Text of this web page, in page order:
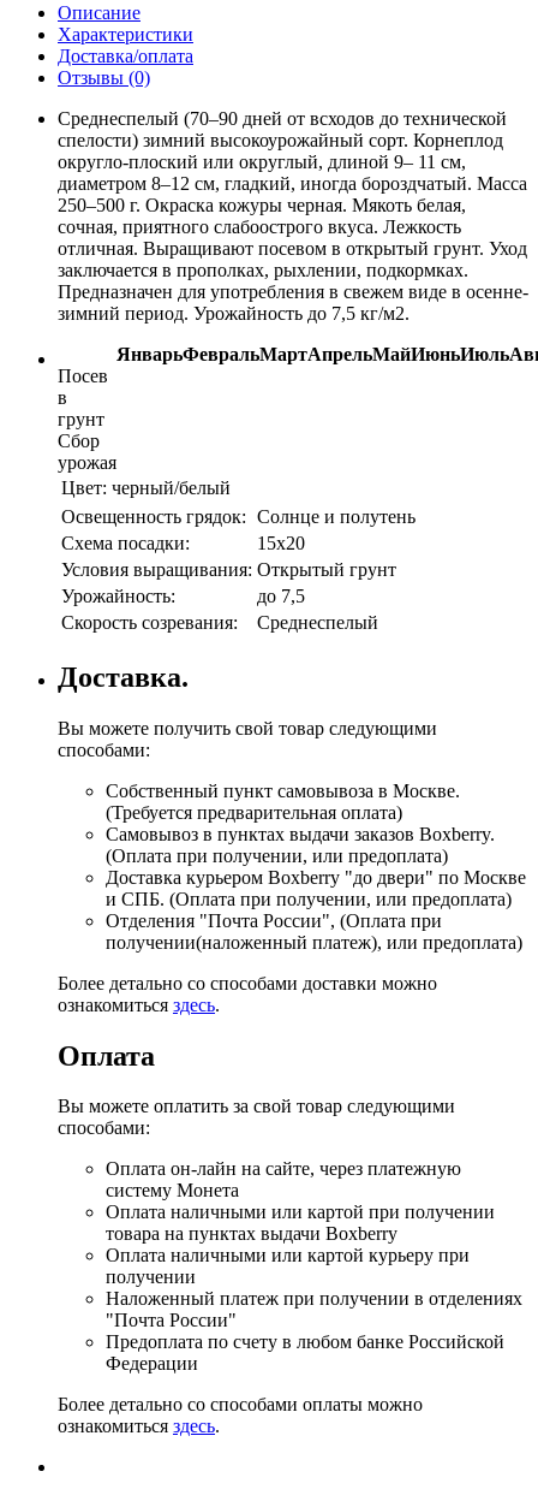
Описание
Характеристики
Доставка/оплата
Отзывы (0)
Среднеспелый (70–90 дней от всходов до технической
спелости) зимний высокоурожайный сорт. Корнеплод
округло-плоский или округлый, длиной 9– 11 см,
диаметром 8–12 см, гладкий, иногда бороздчатый. Масса
250–500 г. Окраска кожуры черная. Мякоть белая,
сочная, приятного слабоострого вкуса. Лежкость
отличная. Выращивают посевом в открытый грунт. Уход
заключается в прополках, рыхлении, подкормках.
Предназначен для употребления в свежем виде в осенне-
зимний период. Урожайность до 7,5 кг/м2.
ЯнварьФевральМартАпрельМайИюньИюль
Посев
в
грунт
Сбор
урожая
Цвет: черный/белый
Освещенность грядок: Солнце и полутень
Схема посадки:
15х20
Условия выращивания: Открытый грунт
Урожайность:
до 7,5
Скорость созревания:
Среднеспелый
Доставка.
Вы можете получить свой товар следующими
способами:
Собственный пункт самовывоза в Москве.
(Требуется предварительная оплата)
Самовывоз в пунктах выдачи заказов Boxberry.
(Оплата при получении, или предоплата)
Доставка курьером Boxberry "до двери" по Москве
и СПБ. (Оплата при получении, или предоплата)
Отделения "Почта России", (Оплата при
получении(наложенный платеж), или предоплата)
Более детально со способами доставки можно
ознакомиться здесь.
Оплата
Вы можете оплатить за свой товар следующими
способами:
Оплата он-лайн на сайте, через платежную
систему Монета
Оплата наличными или картой при получении
товара на пунктах выдачи Boxberry
Оплата наличными или картой курьеру при
получении
Наложенный платеж при получении в отделениях
"Почта России"
Предоплата по счету в любом банке Российской
Федерации
Более детально со способами оплаты можно
ознакомиться здесь.